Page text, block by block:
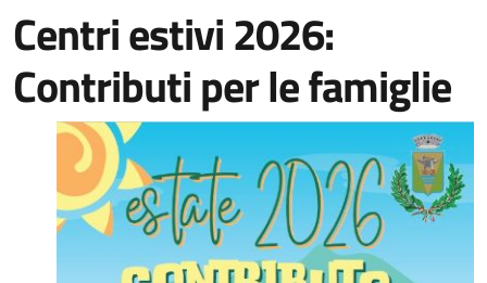
Centri estivi 2026:
Contributi per le famiglie